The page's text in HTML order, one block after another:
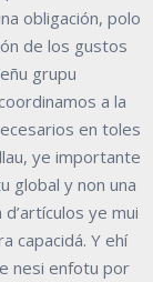
obligación, polo
de los gustos
grupu
a la
en toles
ye importante
global y non una
ye mui
capacidá. Y ehí
nesi enfotu por